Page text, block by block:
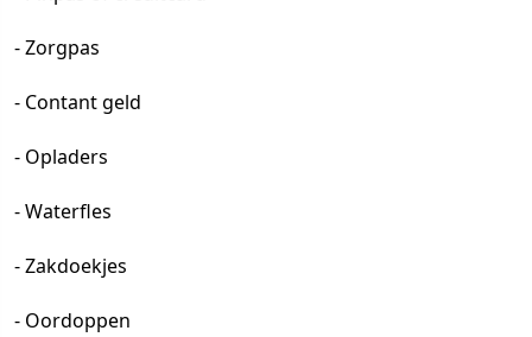
- Zorgpas
- Contant geld
- Opladers
- Waterfles
- Zakdoekjes
- Oordoppen